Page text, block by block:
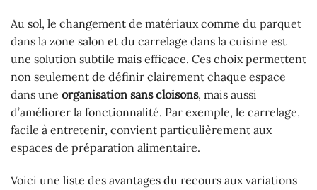
Au sol, le changement de matériaux comme du parquet
dans la zone salon et du carrelage dans la cuisine est
une solution subtile mais efficace. Ces choix permettent
non seulement de définir clairement chaque espace
dans une organisation sans cloisons, mais aussi
d’améliorer la fonctionnalité. Par exemple, le carrelage,
facile à entretenir, convient particulièrement aux
espaces de préparation alimentaire.
Voici une liste des avantages du recours aux variations